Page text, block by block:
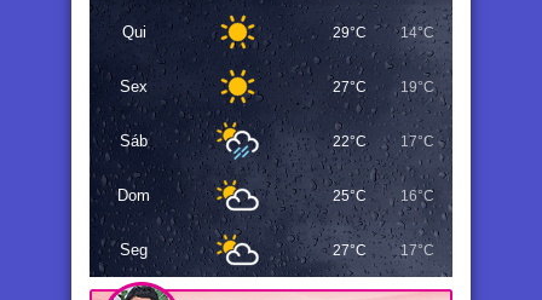
Qui 29°C 14°C
Sex 27°C 19°C
Sáb 22°C 17°C
Dom 25°C 16°C
Seg 27°C 17°C